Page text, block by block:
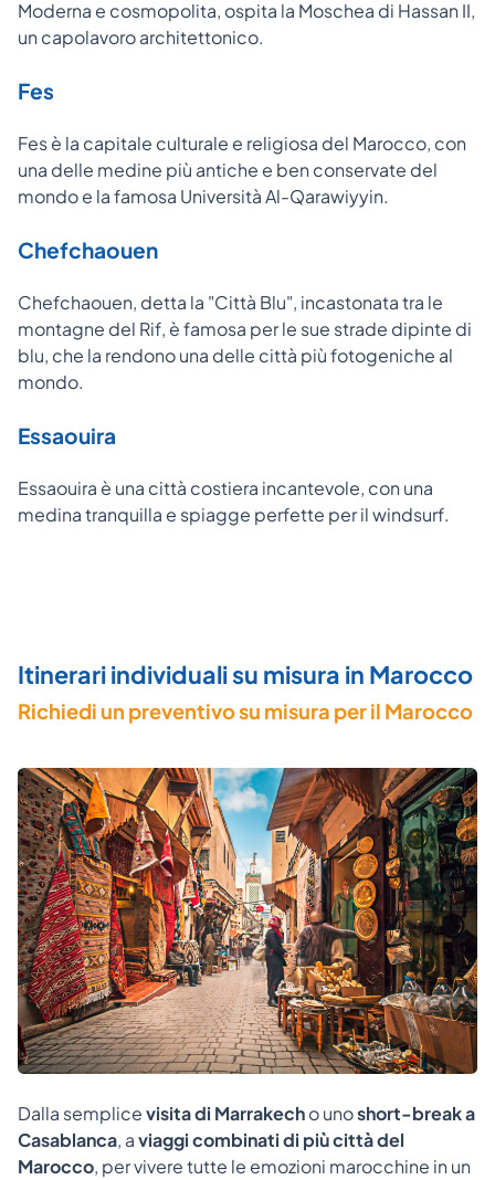
Moderna e cosmopolita, ospita la Moschea di Hassan II,
un capolavoro architettonico.
Fes
Fes è la capitale culturale e religiosa del Marocco, con
una delle medine più antiche e ben conservate del
mondo e la famosa Università Al-Qarawiyyin.
Chefchaouen
Chefchaouen, detta la "Città Blu", incastonata tra le
montagne del Rif, è famosa per le sue strade dipinte di
blu, che la rendono una delle città più fotogeniche al
mondo.
Essaouira
Essaouira è una città costiera incantevole, con una
medina tranquilla e spiagge perfette per il windsurf.
Itinerari individuali su misura in Marocco
Richiedi un preventivo su misura per il Marocco
Dalla semplicevisita di Marrakecho unoshort-break a
Casablanca, aviaggi combinati di più città del
Marocco, per vivere tutte le emozioni marocchine in un